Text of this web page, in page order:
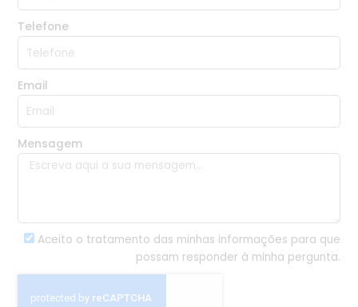
Telefone
Email
Mensagem
Aceito o tratamento das minhas informações para que
possam responder à minha pergunta.